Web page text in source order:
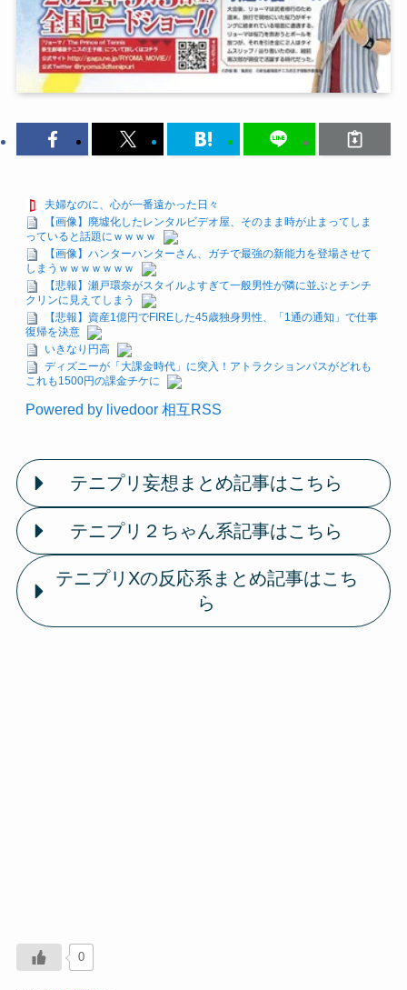
夫婦なのに、心が一番遠かった日々
【画像】廃墟化したレンタルビデオ屋、そのまま時が止まってしま
っていると話題にｗｗｗｗ
【画像】ハンターハンターさん、ガチで最強の新能力を登場させて
しまうｗｗｗｗｗｗｗ
【悲報】瀬戸環奈がスタイルよすぎて一般男性が隣に並ぶとチンチ
クリンに見えてしまう
【悲報】資産1億円でFIREした45歳独身男性、「1通の通知」で仕事
復帰を決意
いきなり円高
ディズニーが「大課金時代」に突入！アトラクションパスがどれも
これも1500円の課金チケに
Powered by livedoor 相互RSS
テニプリ妄想まとめ記事はこちら
テニプリ２ちゃん系記事はこちら
テニプリXの反応系まとめ記事はこち
ら
0